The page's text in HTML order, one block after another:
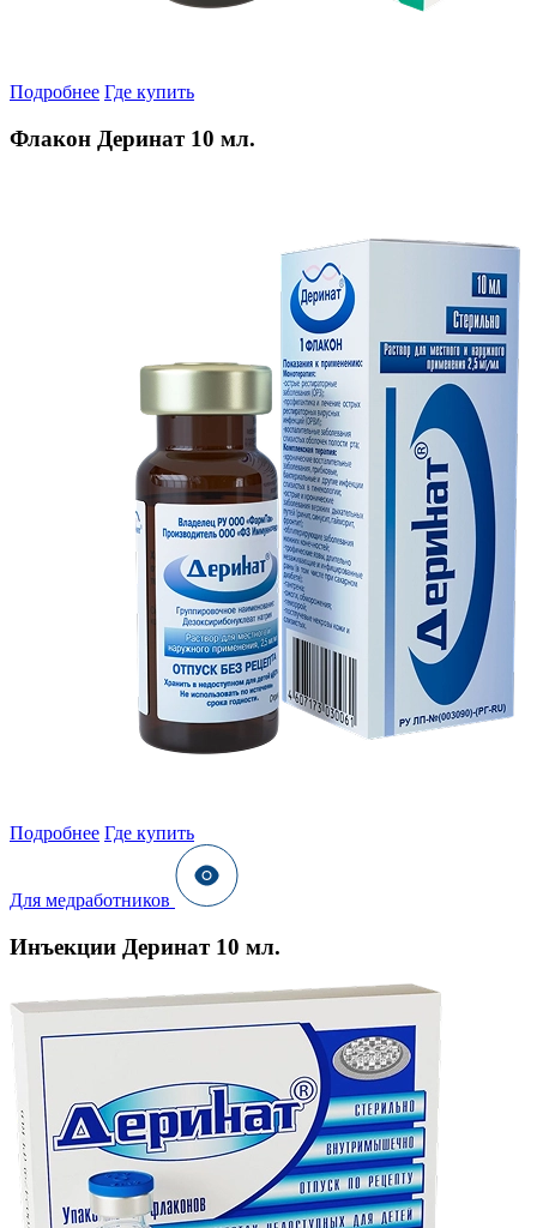
Подробнее Где купить
Флакон Деринат 10 мл.
Подробнее Где купить
Для медработников
Инъекции Деринат 10 мл.